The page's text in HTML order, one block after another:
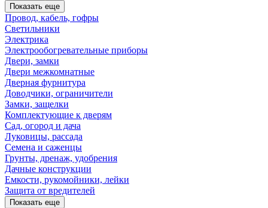
Показать еще
Провод, кабель, гофры
Светильники
Электрика
Электрообогревательные приборы
Двери, замки
Двери межкомнатные
Дверная фурнитура
Доводчики, ограничители
Замки, защелки
Комплектующие к дверям
Сад, огород и дача
Луковицы, рассада
Семена и саженцы
Грунты, дренаж, удобрения
Дачные конструкции
Емкости, рукомойники, лейки
Защита от вредителей
Показать еще